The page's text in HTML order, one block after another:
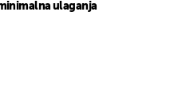
ulaganja